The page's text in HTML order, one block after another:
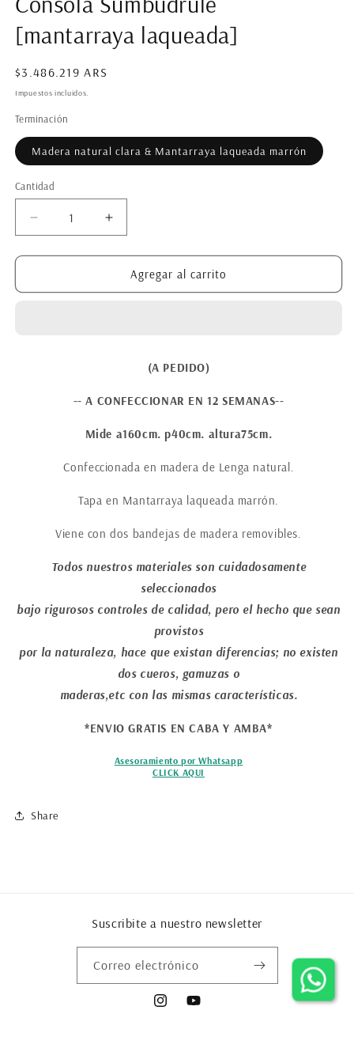
modal
[mantarraya laqueada]
Precio
habitual
$3.486.219 ARS
Impuestos incluidos.
Terminación
Madera natural clara & Mantarraya laqueada marrón
Cantidad
Reducir
cantidad
para
Sumbudrule
Aumentar
cantidad
para
Consola
Sumbudrule
Agregar al carrito
(A PEDIDO)
-- A CONFECCIONAR EN 12 SEMANAS--
Mide a160cm. p40cm. altura75cm.
Confeccionada en madera de Lenga natural.
Tapa en Mantarraya laqueada marrón.
Viene con dos bandejas de madera removibles.
Todos nuestros materiales son cuidadosamente
seleccionados
bajo rigurosos controles de calidad, pero el hecho que sean
provistos
por la naturaleza, hace que existan diferencias; no existen
dos cueros, gamuzas o
maderas,etc con las mismas características.
*ENVIO GRATIS EN CABA Y AMBA*
Asesoramiento por Whatsapp
CLICK AQUI
Share
Suscribite a nuestro newsletter
Correo electrónico
InstagramYouTube